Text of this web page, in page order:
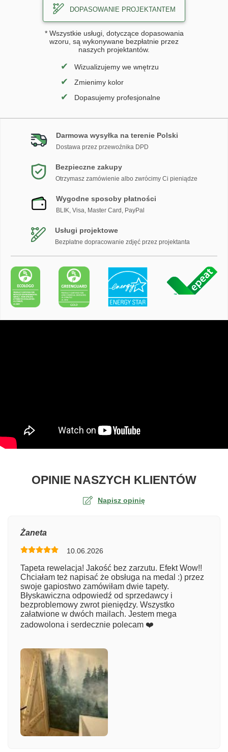
DOPASOWANIE PROJEKTANTEM
* Wszystkie usługi, dotyczące dopasowania
wzoru, są wykonywane bezpłatnie przez
naszych projektantów.
✔ Wizualizujemy we wnętrzu
✔ Zmienimy kolor
✔ Dopasujemy profesjonalne
Darmowa wysyłka na terenie Polski
Dostawa przez przewoźnika DPD
Bezpieczne zakupy
Otrzymasz zamówienie albo zwrócimy Ci pieniądze
Wygodne sposoby płatności
BLIK, Visa, Master Card, PayPal
Usługi projektowe
Bezpłatne dopracowanie zdjęć przez projektanta
OPINIE NASZYCH KLIENTÓWO
Napisz opinię
Numer zamówienia
Imię
Załącz zdjęcie
Żaneta
10.06.2026
Tapeta rewelacja! Jakość bez zarzutu. Efekt Wow!!
Chciałam też napisać że obsługa na medal :) przez
swoje gapiostwo zamówiłam dwie tapety.
Błyskawiczna odpowiedź od sprzedawcy i
bezproblemowy zwrot pieniędzy. Wszystko
załatwione w dwóch mailach. Jestem mega
zadowolona i serdecznie polecam ❤️